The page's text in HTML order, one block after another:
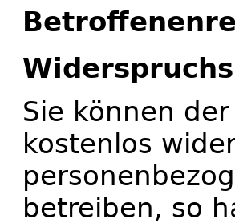
Sie können
kostenlos
betreiben, so